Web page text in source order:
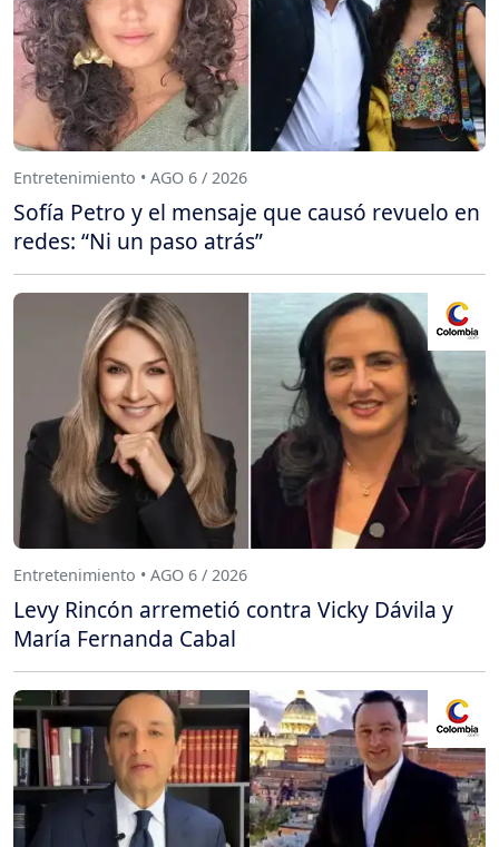
Entretenimiento • AGO 6 / 2026
Sofía Petro y el mensaje que causó revuelo en
redes: “Ni un paso atrás”
Entretenimiento • AGO 6 / 2026
Levy Rincón arremetió contra Vicky Dávila y
María Fernanda Cabal